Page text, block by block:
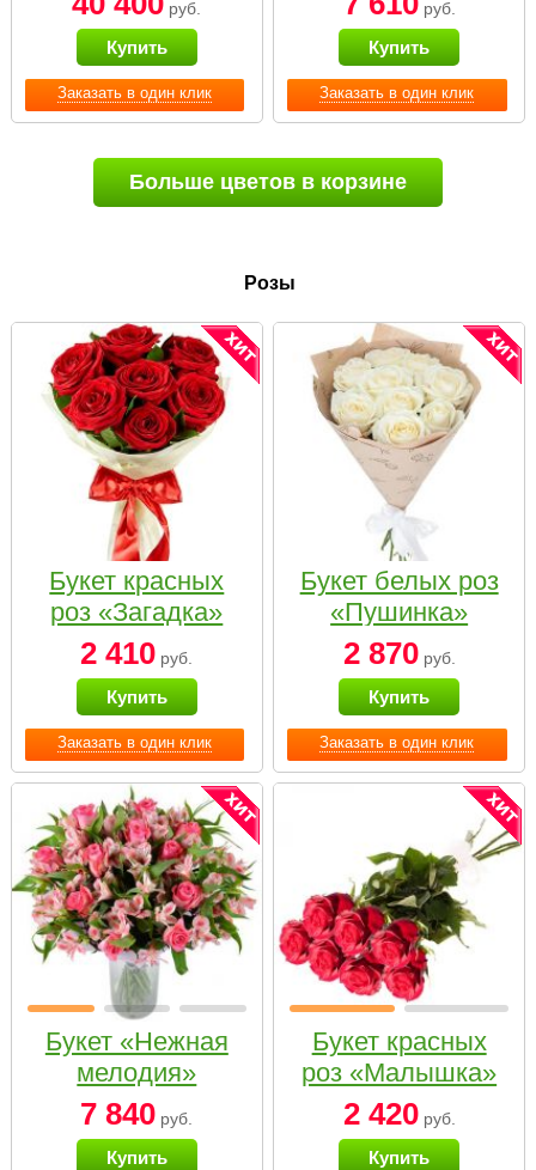
Заказать в один клик
руб.
Купить
Заказать в один клик
руб.
Купить
Больше цветов в корзине
Розы
Заказать в один клик
Букет красных
роз «Загадка»
2 410 руб.
Купить
Заказать в один клик
Букет белых роз
«Пушинка»
2 870руб.
Купить
Букет «Нежная
мелодия»
7 840 руб.
Купить
Букет красных
роз «Малышка»
2 420руб.
Купить